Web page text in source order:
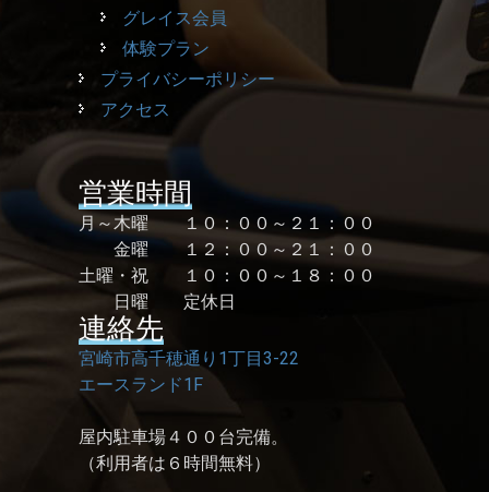
グレイス会員
体験プラン
プライバシーポリシー
アクセス
営業時間
月～木曜 １０：００～２１：００
金曜 １２：００～２１：００
土曜・祝 １０：００～１８：００
日曜 定休日
連絡先
宮崎市高千穂通り1丁目3-22
エースランド1F
屋内駐車場４００台完備。
（利用者は６時間無料）